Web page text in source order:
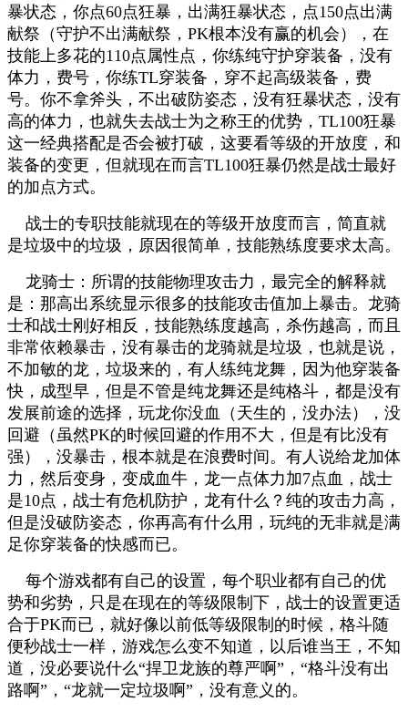
暴状态，你点60点狂暴，出满狂暴状态，点150点出满
献祭（守护不出满献祭，PK根本没有赢的机会），在
技能上多花的110点属性点，你练纯守护穿装备，没有
体力，费号，你练TL穿装备，穿不起高级装备，费
号。你不拿斧头，不出破防姿态，没有狂暴状态，没有
高的体力，也就失去战士为之称王的优势，TL100狂暴
这一经典搭配是否会被打破，这要看等级的开放度，和
装备的变更，但就现在而言TL100狂暴仍然是战士最好
的加点方式。
战士的专职技能就现在的等级开放度而言，简直就
是垃圾中的垃圾，原因很简单，技能熟练度要求太高。
龙骑士：所谓的技能物理攻击力，最完全的解释就
是：那高出系统显示很多的技能攻击值加上暴击。龙骑
士和战士刚好相反，技能熟练度越高，杀伤越高，而且
非常依赖暴击，没有暴击的龙骑就是垃圾，也就是说，
不加敏的龙，垃圾来的，有人练纯龙舞，因为他穿装备
快，成型早，但是不管是纯龙舞还是纯格斗，都是没有
发展前途的选择，玩龙你没血（天生的，没办法），没
回避（虽然PK的时候回避的作用不大，但是有比没有
强），没暴击，根本就是在浪费时间。有人说给龙加体
力，然后变身，变成血牛，龙一点体力加7点血，战士
是10点，战士有危机防护，龙有什么？纯的攻击力高，
但是没破防姿态，你再高有什么用，玩纯的无非就是满
足你穿装备的快感而已。
每个游戏都有自己的设置，每个职业都有自己的优
势和劣势，只是在现在的等级限制下，战士的设置更适
合于PK而已，就好像以前低等级限制的时候，格斗随
便秒战士一样，游戏怎么变不知道，以后谁当王，不知
道，没必要说什么“捍卫龙族的尊严啊”，“格斗没有出
路啊”，“龙就一定垃圾啊”，没有意义的。